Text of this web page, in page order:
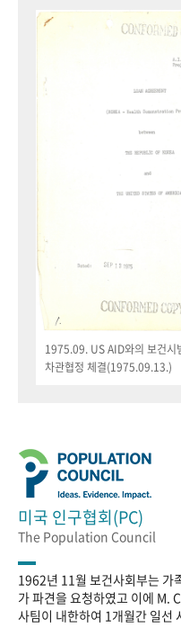
1975.09. US AID와의 보건시
차관협정 체결(1975.09.13.)
미국 인구협회(PC)
The Population Council
1962년 11월 보건사회부는 가
가 파견을 요청하였고 이에 M.
사팀이 내한하여 1개월간 일선